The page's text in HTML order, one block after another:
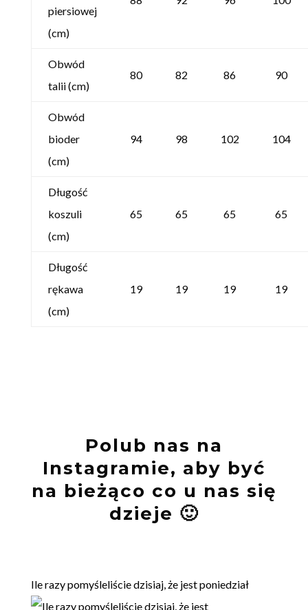
piersiowej
(cm)
Obwód
talii (cm)
80 82 86 90
Obwód
bioder
(cm)
94 98 102 104
Długość
koszuli
(cm)
65 65 65 65
Długość
rękawa
(cm)
19 19 19 19
Polub nas na
Instagramie, aby być
na bieżąco co u nas się
dzieje 🙂
Ile razy pomyśleliście dzisiaj, że jest poniedział